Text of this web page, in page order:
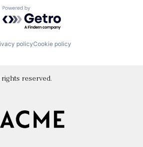
Powered by Getro.com
policyCookie policy
reserved.